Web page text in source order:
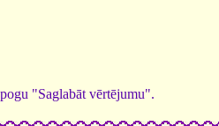
"Saglabāt vērtējumu".